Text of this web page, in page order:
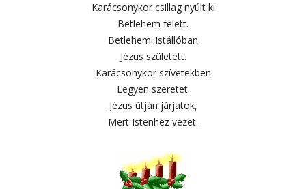
Karácsonykor csillag nyúlt ki
Betlehem felett.
Betlehemi istállóban
Jézus született.
Karácsonykor szívetekben
Legyen szeretet.
Jézus útján járjatok,
Mert Istenhez vezet.